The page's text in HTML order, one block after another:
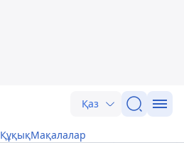
Қаз
ҚұқықМақалалар